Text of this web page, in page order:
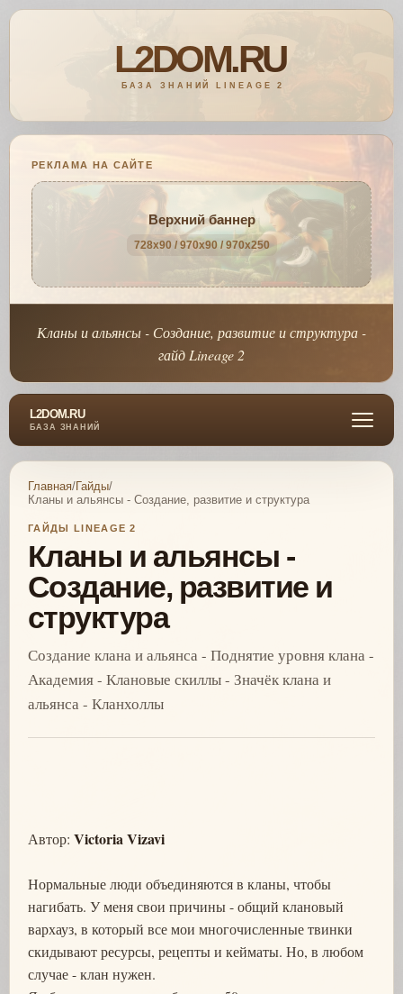
РЕКЛАМА НА САЙТЕ
Верхний баннер
728x90 / 970x90 / 970x250
Кланы и альянсы - Создание, развитие и структура -
гайд Lineage 2
L2DOM.RU
БАЗА ЗНАНИЙ
Главная/Гайды/
Кланы и альянсы - Создание, развитие и структура
ГАЙДЫ LINEAGE 2
Кланы и альянсы -
Создание, развитие и
структура
Создание клана и альянса - Поднятие уровня клана -
Академия - Клановые скиллы - Значёк клана и
альянса - Кланхоллы
Автор: Victoria Vizavi
Нормальные люди объединяются в кланы, чтобы
нагибать. У меня свои причины - общий клановый
вархауз, в который все мои многочисленные твинки
скидывают ресурсы, рецепты и кейматы. Но, в любом
случае - клан нужен.